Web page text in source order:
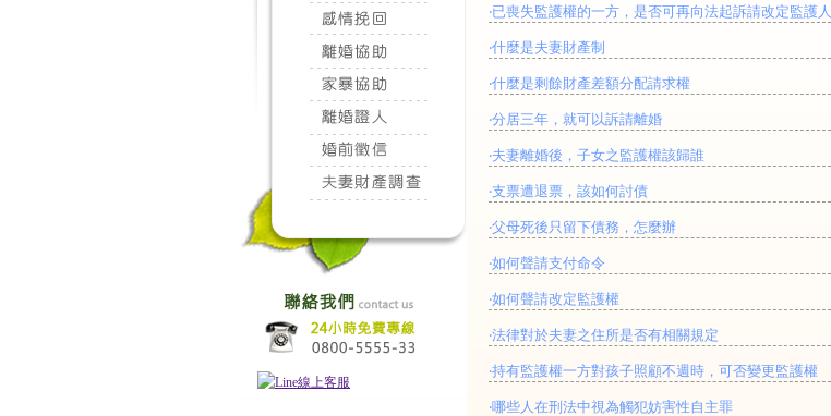
‧已喪失監護權的一方，是否可再向法起訴請改定監護人
‧什麼是夫妻財產制
‧什麼是剩餘財產差額分配請求權
‧分居三年，就可以訴請離婚
‧夫妻離婚後，子女之監護權該歸誰
‧支票遭退票，該如何討債
‧父母死後只留下債務，怎麼辦
‧如何聲請支付命令
‧如何聲請改定監護權
‧法律對於夫妻之住所是否有相關規定
‧持有監護權一方對孩子照顧不週時，可否變更監護權
‧哪些人在刑法中視為觸犯妨害性自主罪